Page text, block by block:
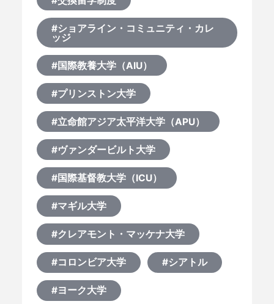
#ショアライン・コミュニティ・カレ
ッジ
#国際教養大学（AIU）
#プリンストン大学
#立命館アジア太平洋大学（APU）
#ヴァンダービルト大学
#国際基督教大学（ICU）
#マギル大学
#クレアモント・マッケナ大学
#コロンビア大学 #シアトル
#ヨーク大学